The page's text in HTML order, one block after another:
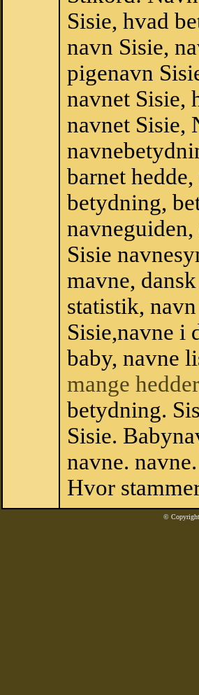
Sisie, hvad
navn Sisie,
pigenavn
navnet Sisie,
navnet Sisie,
barnet
betydning,
Sisie
mavne,
statistik,
Sisie,navne i
baby, navne
mange hedder
betydning.
Sisie.
navne.
Hvor
©